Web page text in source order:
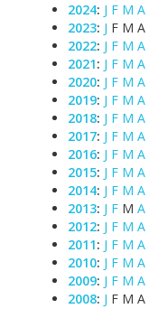
2024: J F M A
2023: J F M A
2022: J F M A
2021: J F M A
2020: J F M A
2019: J F M A
2018: J F M A
2017: J F M A
2016: J F M A
2015: J F M A
2014: J F M A
2013: J F M A
2012: J F M A
2011: J F M A
2010: J F M A
2009: J F M A
2008: J F M A